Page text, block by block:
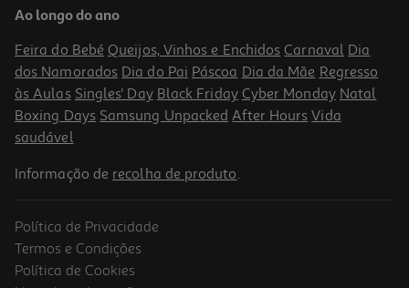
6.08 €/Kg
2,19 €
Ao longo do ano
Feira do Bebé Queijos, Vinhos e Enchidos Carnaval Dia
dos Namorados Dia do Pai Páscoa Dia da Mãe Regresso
às Aulas Singles' Day Black Friday Cyber Monday Natal
Boxing Days Samsung Unpacked After Hours Vida
saudável
Informação de recolha de produto.
Política de Privacidade
Termos e Condições
Política de Cookies